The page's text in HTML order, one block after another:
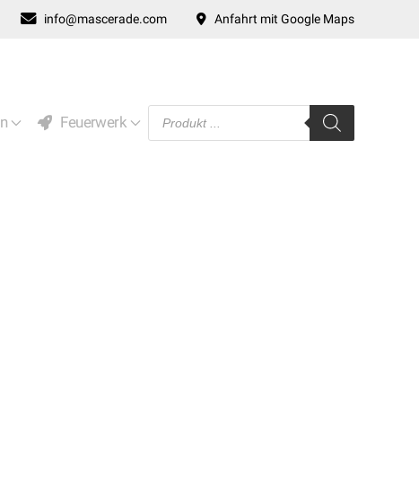
info@mascerade.com Anfahrt mit Google Maps
Feuerwerk
Products
search